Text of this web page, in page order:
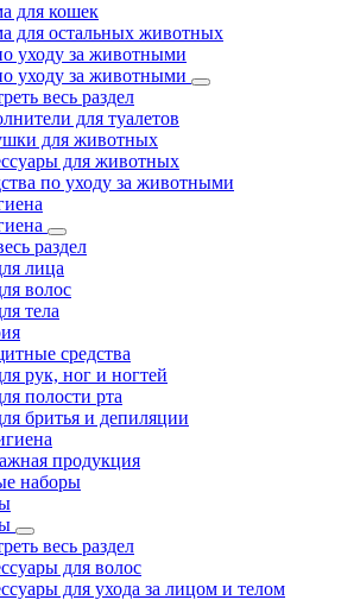
для кошек
для остальных животных
уходу за животными
уходу за животными
весь раздел
для туалетов
для животных
для животных
по уходу за животными
раздел
лица
волос
тела
средства
рук, ног и ногтей
полости рта
бритья и депиляции
продукция
наборы
весь раздел
для волос
для ухода за лицом и телом